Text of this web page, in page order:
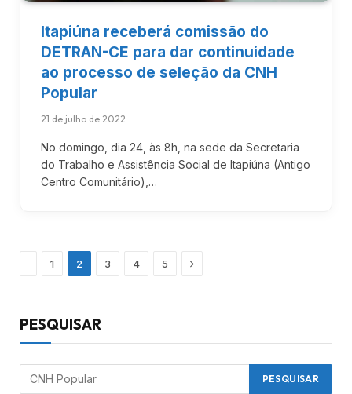
Itapiúna receberá comissão do
DETRAN-CE para dar continuidade
ao processo de seleção da CNH
Popular
21 de julho de 2022
No domingo, dia 24, às 8h, na sede da Secretaria
do Trabalho e Assistência Social de Itapiúna (Antigo
Centro Comunitário),…
Previous
1 2 3 4 5 Próximo
PESQUISAR